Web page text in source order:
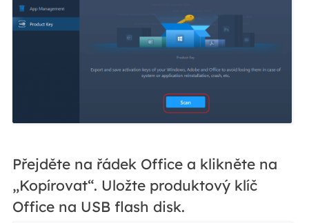
Přejděte na řádek Office a klikněte na
„Kopírovat“. Uložte produktový klíč
Office na USB flash disk.